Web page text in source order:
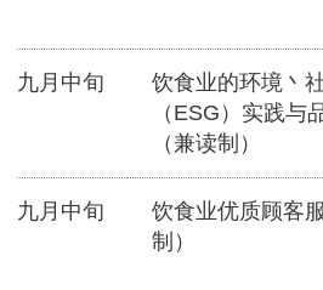
九月中旬
饮食业的环境丶
（ESG）实践与
（兼读制）
九月中旬
饮食业优质顾客
制）